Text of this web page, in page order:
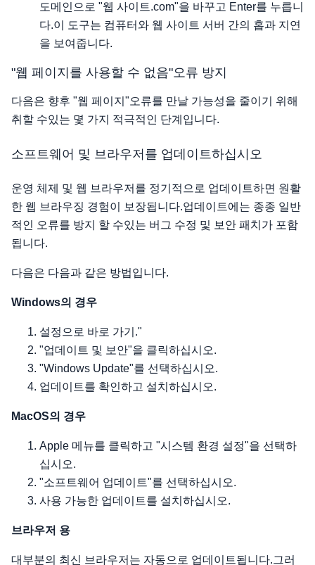
도메인으로 "웹 사이트.com"을 바꾸고 Enter를 누릅니
다.이 도구는 컴퓨터와 웹 사이트 서버 간의 홉과 지연
을 보여줍니다.
"웹 페이지를 사용할 수 없음"오류 방지
다음은 향후 "웹 페이지"오류를 만날 가능성을 줄이기 위해
취할 수있는 몇 가지 적극적인 단계입니다.
소프트웨어 및 브라우저를 업데이트하십시오
운영 체제 및 웹 브라우저를 정기적으로 업데이트하면 원활
한 웹 브라우징 경험이 보장됩니다.업데이트에는 종종 일반
적인 오류를 방지 할 수있는 버그 수정 및 보안 패치가 포함
됩니다.
다음은 다음과 같은 방법입니다.
Windows의 경우
설정으로 바로 가기."
"업데이트 및 보안"을 클릭하십시오.
"Windows Update"를 선택하십시오.
업데이트를 확인하고 설치하십시오.
MacOS의 경우
Apple 메뉴를 클릭하고 "시스템 환경 설정"을 선택하
십시오.
"소프트웨어 업데이트"를 선택하십시오.
사용 가능한 업데이트를 설치하십시오.
브라우저 용
대부분의 최신 브라우저는 자동으로 업데이트됩니다.그러